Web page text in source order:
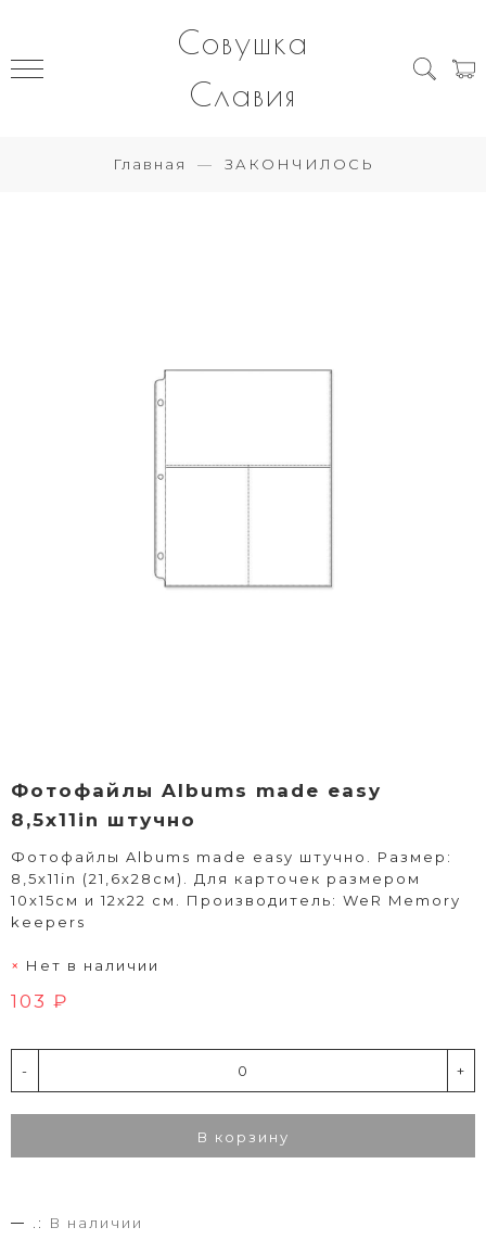
Совушка
Славия
Главная ЗАКОНЧИЛОСЬ
Фотофайлы Albums made easy
8,5х11in штучно
Фотофайлы Albums made easy штучно. Размер:
8,5х11in (21,6х28см). Для карточек размером
10х15см и 12х22 см. Производитель: WeR Memory
keepers
Нет в наличии
103 ₽
- +
В корзину
.:
В наличии